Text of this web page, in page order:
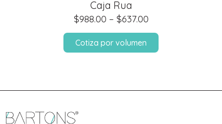
Caja Rua
$637.00
–
$988.00
Cotiza por volumen